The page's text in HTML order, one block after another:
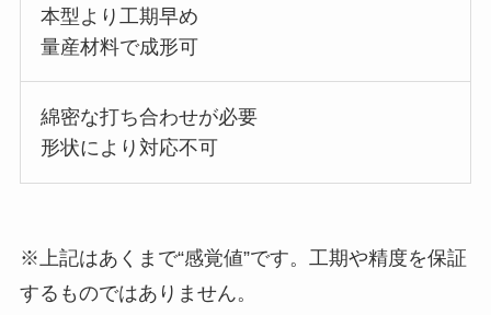
本型より工期早め
量産材料で成形可
綿密な打ち合わせが必要
形状により対応不可
※上記はあくまで“感覚値”です。工期や精度を保証
するものではありません。